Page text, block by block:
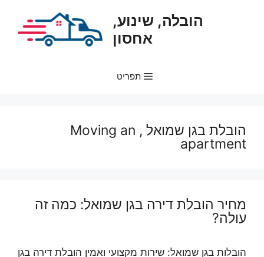
הובלה, שינוע,
אחסון
תפריט
הובלת בגן שמואל , Moving an
apartment
מחיר הובלת דירה בגן שמואל: כמה זה
עולה?
הובלות בגן שמואל: שירות מקצועי ואמין הובלת דירה בגן